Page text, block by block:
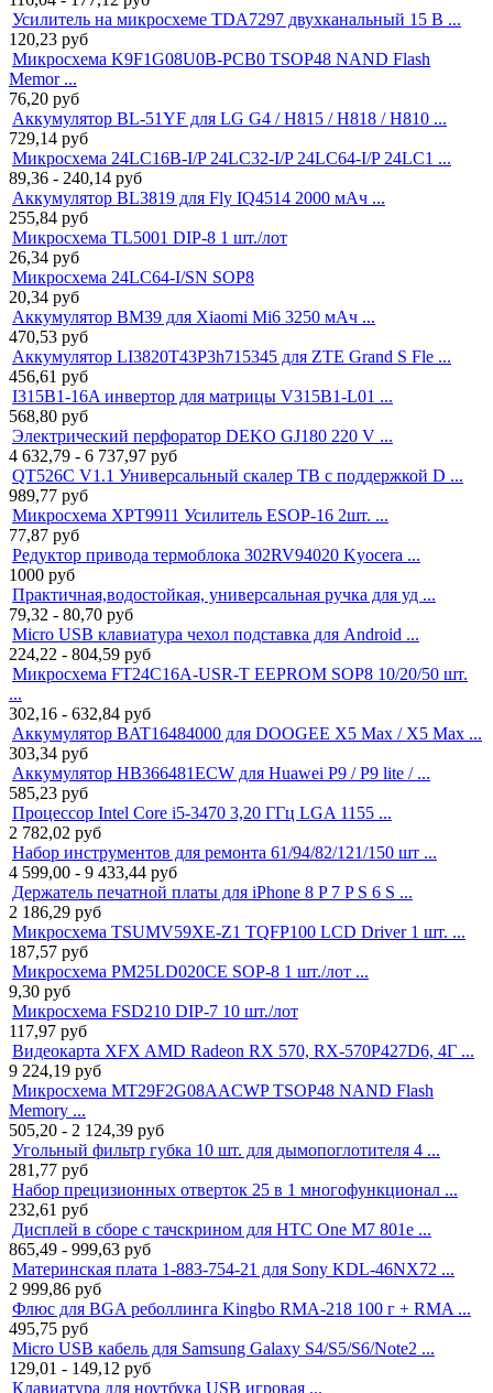
Усилитель на микросхеме TDA7297 двухканальный 15 В ...
120,23 руб
Микросхема K9F1G08U0B-PCB0 TSOP48 NAND Flash
Memor ...
76,20 руб
Аккумулятор BL-51YF для LG G4 / H815 / H818 / H810 ...
729,14 руб
Микросхема 24LC16B-I/P 24LC32-I/P 24LC64-I/P 24LC1 ...
89,36 - 240,14 руб
Аккумулятор BL3819 для Fly IQ4514 2000 мАч ...
255,84 руб
Микросхема TL5001 DIP-8 1 шт./лот
26,34 руб
Микросхема 24LC64-I/SN SOP8
20,34 руб
Аккумулятор BM39 для Xiaomi Mi6 3250 мАч ...
470,53 руб
Аккумулятор LI3820T43P3h715345 для ZTE Grand S Fle ...
456,61 руб
I315B1-16A инвертор для матрицы V315B1-L01 ...
568,80 руб
Электрический перфоратор DEKO GJ180 220 V ...
4 632,79 - 6 737,97 руб
QT526C V1.1 Универсальный скалер ТВ с поддержкой D ...
989,77 руб
Микросхема XPT9911 Усилитель ESOP-16 2шт. ...
77,87 руб
Редуктор привода термоблока 302RV94020 Kyocera ...
1000 руб
Практичная,водостойкая, универсальная ручка для уд ...
79,32 - 80,70 руб
Micro USB клавиатура чехол подставка для Android ...
224,22 - 804,59 руб
Микросхема FT24C16A-USR-T EEPROM SOP8 10/20/50 шт.
...
302,16 - 632,84 руб
Аккумулятор BAT16484000 для DOOGEE X5 Max / X5 Max ...
303,34 руб
Аккумулятор HB366481ECW для Huawei P9 / P9 lite / ...
585,23 руб
Процессор Intel Core i5-3470 3,20 ГГц LGA 1155 ...
2 782,02 руб
Набор инструментов для ремонта 61/94/82/121/150 шт ...
4 599,00 - 9 433,44 руб
Держатель печатной платы для iPhone 8 P 7 P S 6 S ...
2 186,29 руб
Микросхема TSUMV59XE-Z1 TQFP100 LCD Driver 1 шт. ...
187,57 руб
Микросхема PM25LD020CE SOP-8 1 шт./лот ...
9,30 руб
Микросхема FSD210 DIP-7 10 шт./лот
117,97 руб
Видеокарта XFX AMD Radeon RX 570, RX-570P427D6, 4Г ...
9 224,19 руб
Микросхема MT29F2G08AACWP TSOP48 NAND Flash
Memory ...
505,20 - 2 124,39 руб
Угольный фильтр губка 10 шт. для дымопоглотителя 4 ...
281,77 руб
Набор прецизионных отверток 25 в 1 многофункционал ...
232,61 руб
Дисплей в сборе с тачскрином для HTC One M7 801e ...
865,49 - 999,63 руб
Материнская плата 1-883-754-21 для Sony KDL-46NX72 ...
2 999,86 руб
Флюс для BGA реболлинга Kingbo RMA-218 100 г + RMA ...
495,75 руб
Micro USB кабель для Samsung Galaxy S4/S5/S6/Note2 ...
129,01 - 149,12 руб
Клавиатура для ноутбука USB игровая ...